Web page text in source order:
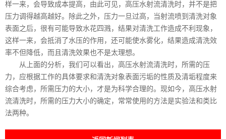
样一来，会导致成本提高，由此可见，高压水射流清洗时，并不是把
压力调得越高越好。除此之外，压力一旦过高，当射流喷到清洗对象
表面之后，很有可能导致水花四溅，结果对清洗工作造成不利现象，
这样一来，会抵消了水压的作用，还可能使水雾化，结果造成清洗效
率不但降低，而且清洗效果也不是太理想。
从上面的分析，我们可以看出，高压水射流清洗时，所需的压
力，应根据工作的具体要求和清洗对象表面污垢的性质及清垢程度来
综合考虑，所需压力的大小，才是为科学合理的。现如今，高压水射
流清洗时，所需的压力大小的确定，常常使用的方法是实验法和类比
法两种。